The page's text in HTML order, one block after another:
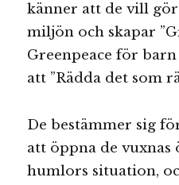
känner att de vill
miljön och skapar
Greenpeace för
att ”Rädda det som
De bestämmer sig
att öppna de
humlors situation,